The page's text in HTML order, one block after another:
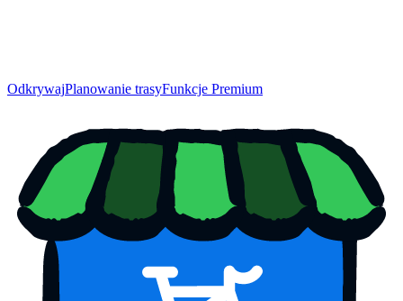
OdkrywajPlanowanie trasyFunkcje Premium